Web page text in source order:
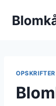
OPSKRIFTER